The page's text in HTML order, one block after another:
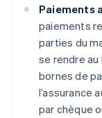
Paiements
paiements
parties du
se rendre au
bornes de
l’assurance
par chèque